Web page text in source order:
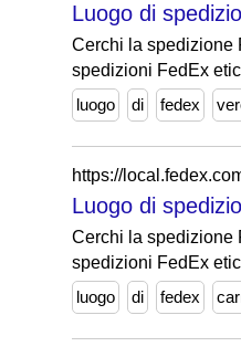
Luogo di
Cerchi la spedizione
spedizioni FedEx
luogo
di fedex
https://
Luogo di
Cerchi la spedizione
spedizioni FedEx
luogo
di fedex